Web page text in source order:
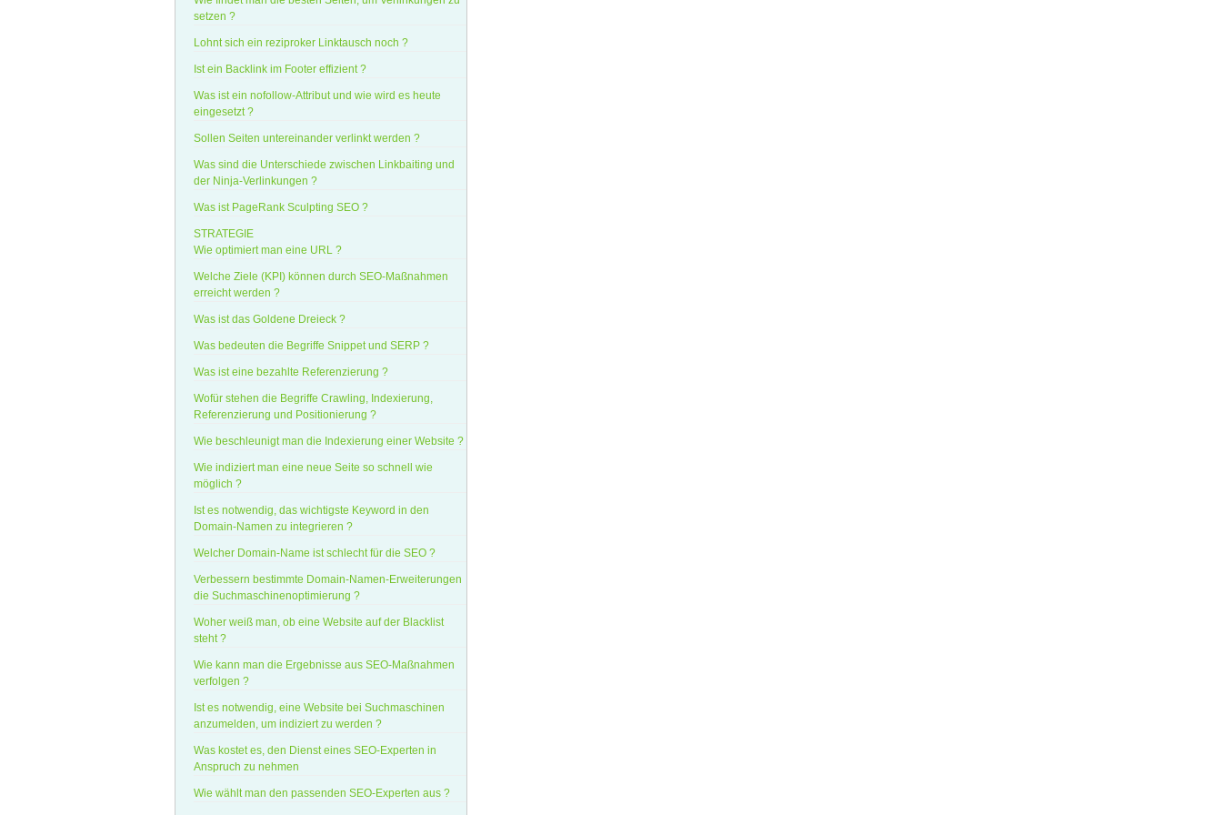
setzen ?
Lohnt sich ein reziproker Linktausch noch ?
Ist ein Backlink im Footer effizient ?
Was ist ein nofollow-Attribut und wie wird es heute
eingesetzt ?
Sollen Seiten untereinander verlinkt werden ?
Was sind die Unterschiede zwischen Linkbaiting und
der Ninja-Verlinkungen ?
Was ist PageRank Sculpting SEO ?
STRATEGIE
Wie optimiert man eine URL ?
Welche Ziele (KPI) können durch SEO-Maßnahmen
erreicht werden ?
Was ist das Goldene Dreieck ?
Was bedeuten die Begriffe Snippet und SERP ?
Was ist eine bezahlte Referenzierung ?
Wofür stehen die Begriffe Crawling, Indexierung,
Referenzierung und Positionierung ?
Wie beschleunigt man die Indexierung einer Website ?
Wie indiziert man eine neue Seite so schnell wie
möglich ?
Ist es notwendig, das wichtigste Keyword in den
Domain-Namen zu integrieren ?
Welcher Domain-Name ist schlecht für die SEO ?
Verbessern bestimmte Domain-Namen-Erweiterungen
die Suchmaschinenoptimierung ?
Woher weiß man, ob eine Website auf der Blacklist
steht ?
Wie kann man die Ergebnisse aus SEO-Maßnahmen
verfolgen ?
Ist es notwendig, eine Website bei Suchmaschinen
anzumelden, um indiziert zu werden ?
Was kostet es, den Dienst eines SEO-Experten in
Anspruch zu nehmen
Wie wählt man den passenden SEO-Experten aus ?